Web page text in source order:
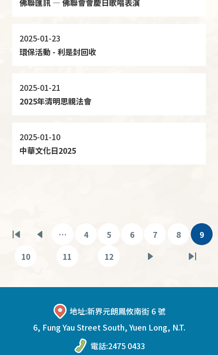
佛聯匯訊 — 佛聯會會慶日歌唱表演
2025-01-23
環保活動 - 利是封回收
2025-01-21
2025年清明思親法會
2025-01-10
中華文化日2025
Pagination
First
page
Previous
…
頁
4
頁
面
5
頁
6
頁
7
頁
8
目
9
頁
10
頁
11
頁
12
頁
Last
地址:新界元朗鳳攸南街 6 號
6, Fung Yau Street South, Yuen Long, N.T.
電話:2475 0433